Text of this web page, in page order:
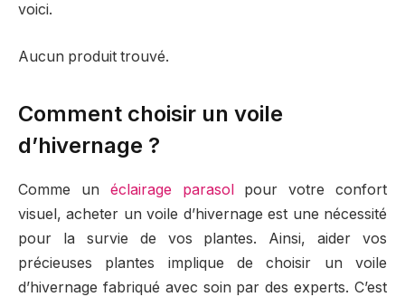
voici.
Aucun produit trouvé.
Comment choisir un voile
d’hivernage ?
Comme un éclairage parasolpour votre confort
visuel, acheter un voile d’hivernage est une nécessité
pour la survie de vos plantes. Ainsi, aider vos
précieuses plantes implique de choisir un voile
d’hivernage fabriqué avec soin par des experts. C’est